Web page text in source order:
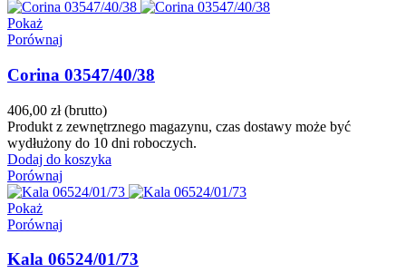
Pokaż
Porównaj
Corina 03547/40/38
406,00 zł (brutto)
Produkt z zewnętrznego magazynu, czas dostawy może być
wydłużony do 10 dni roboczych.
Dodaj do koszyka
Porównaj
Pokaż
Porównaj
Kala 06524/01/73